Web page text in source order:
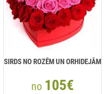
SIRDS NO ROZĒM UN ORHIDEJĀM
no 105€